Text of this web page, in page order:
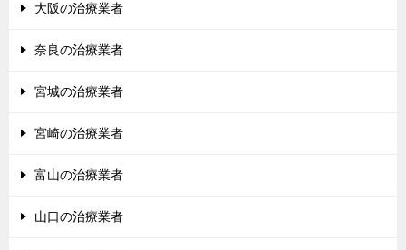
大阪の治療業者
奈良の治療業者
宮城の治療業者
宮崎の治療業者
富山の治療業者
山口の治療業者